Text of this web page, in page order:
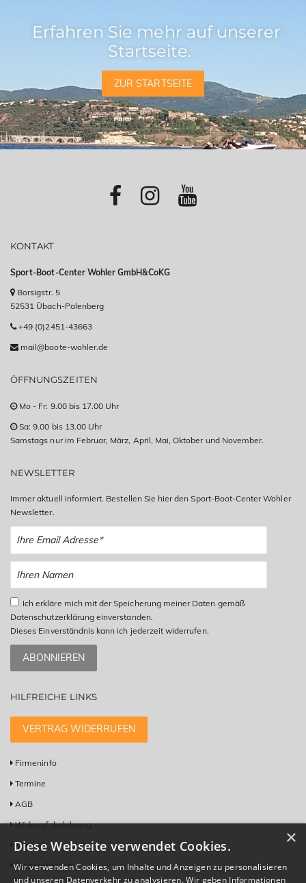
Erfahren Sie mehr auf unserer
Startseite.
ZUR STARTSEITE
KONTAKT
Sport-Boot-Center Wohler GmbH&CoKG
Borsigstr. 5
52531 Übach-Palenberg
+49 (0)2451-43663
mail@boote-wohler.de
ÖFFNUNGSZEITEN
Mo - Fr: 9.00 bis 17.00 Uhr
Sa: 9.00 bis 13.00 Uhr
Samstags nur im Februar, März, April, Mai, Oktober und November.
NEWSLETTER
Immer aktuell informiert. Bestellen Sie hier den Sport-Boot-Center Wohler
Newsletter.
Ich erkläre mich mit der Speicherung meiner Daten gemäß
Datenschutzerklärung einverstanden.
Dieses Einverständnis kann ich jederzeit widerrufen.
ABONNIEREN
HILFREICHE LINKS
VERTRAG WIDERRUFEN
Firmeninfo
Termine
AGB
Widerrufsbelehrung
Kontakt
Barrierefreiheit
×
Diese Webseite verwendet Cookies.
Wir verwenden Cookies, um Inhalte und Anzeigen zu personalisieren
und unseren Datenverkehr zu analysieren. Wir geben Informationen